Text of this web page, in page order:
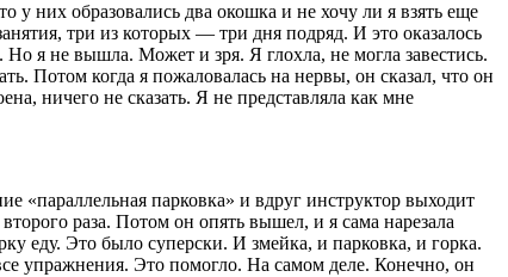
них образовались два окошка и не хочу ли я взять еще
три из которых — три дня подряд. И это оказалось
я не вышла. Может и зря. Я глохла, не могла завестись.
Потом когда я пожаловалась на нервы, он сказал, что он
ничего не сказать. Я не представляла как мне
«параллельная парковка» и вдруг инструктор выходит
раза. Потом он опять вышел, и я сама нарезала
еду. Это было суперски. И змейка, и парковка, и горка.
упражнения. Это помогло. На самом деле. Конечно, он